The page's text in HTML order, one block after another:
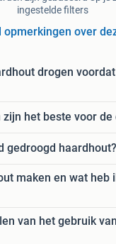
ingestelde filters
opmerkingen over
drogen
het beste voor de
gedroogd haardhout?
maken en wat heb
van het gebruik